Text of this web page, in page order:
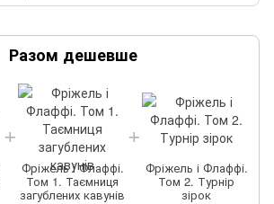
Разом дешевше
Фріжель і Флаффі.
Том 1. Таємниця
загублених кавунів
Фріжель і Флаффі.
Том 2. Турнір
зірок